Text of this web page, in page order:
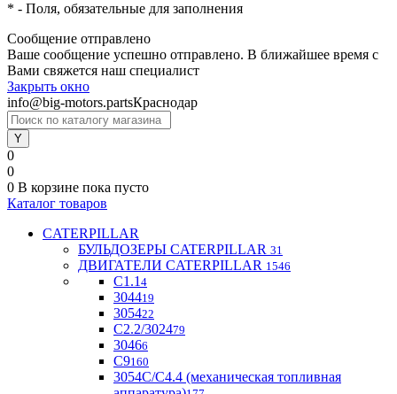
* - Поля, обязательные для заполнения
Сообщение отправлено
Ваше сообщение успешно отправлено. В ближайшее время с
Вами свяжется наш специалист
Закрыть окно
info@big-motors.partsКраснодар
0
0
0 В корзине пока пусто
Каталог товаров
CATERPILLAR
БУЛЬДОЗЕРЫ CATERPILLAR 31
ДВИГАТЕЛИ CATERPILLAR 1546
C1.1 4
304419
305422
С2.2/302479
30466
С9160
3054С/С4.4 (механическая топливная